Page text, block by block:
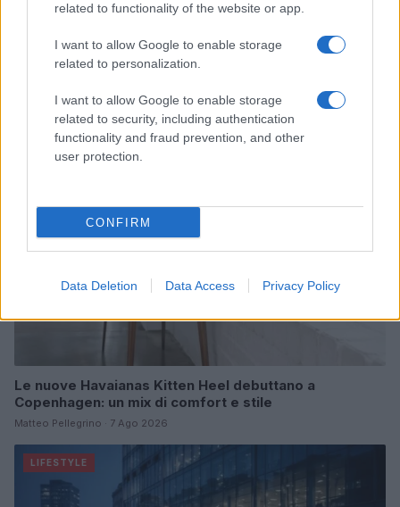
related to functionality of the website or app.
I want to allow Google to enable storage
related to personalization.
I want to allow Google to enable storage
related to security, including authentication
functionality and fraud prevention, and other
user protection.
CONFIRM
Data Deletion Data Access Privacy Policy
Continua a leggere
LIFESTYLE
Le nuove Havaianas Kitten Heel debuttano a
Copenhagen: un mix di comfort e stile
Matteo Pellegrino · 7 Ago 2026
LIFESTYLE